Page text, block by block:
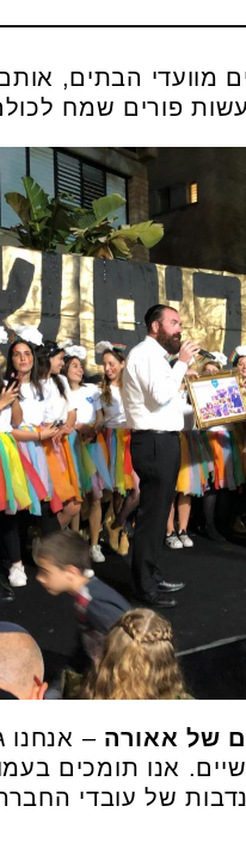
מוועדי הבתים,
פורים שמח
של אאורה – אנחנו
אנו תומכים
של עובדי